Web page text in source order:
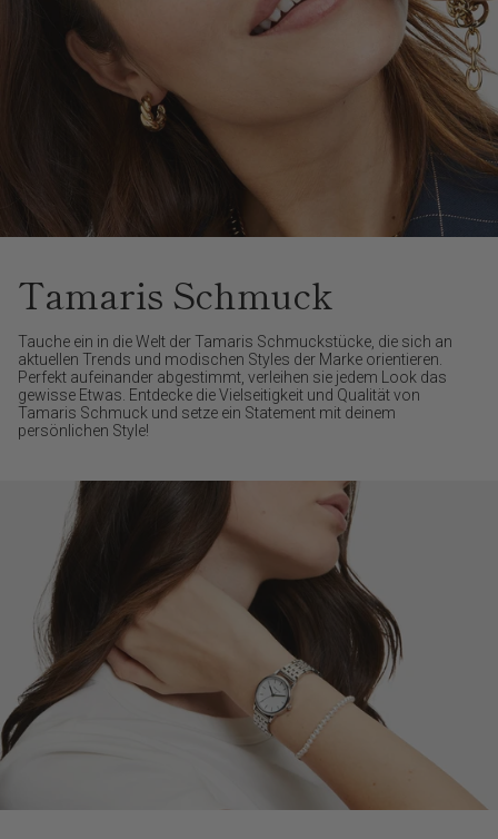
Tamaris Schmuck
Tauche ein in die Welt der Tamaris Schmuckstücke, die sich an
aktuellen Trends und modischen Styles der Marke orientieren.
Perfekt aufeinander abgestimmt, verleihen sie jedem Look das
gewisse Etwas. Entdecke die Vielseitigkeit und Qualität von
Tamaris Schmuck und setze ein Statement mit deinem
persönlichen Style!